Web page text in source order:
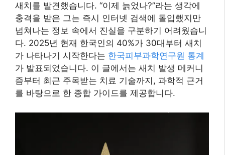
새치를 발견했습니다. “이제 늙었나?”라는 생각에
충격을 받은 그는 즉시 인터넷 검색에 돌입했지만
넘쳐나는 정보 속에서 진실을 구분하기 어려웠습니
다. 2025년 현재 한국인의 40%가 30대부터 새치
가 나타나기 시작한다는 한국피부과학연구원 통계
가 발표되었습니다. 이 글에서는 새치 발생 메커니
즘부터 최근 주목받는 치료 기술까지, 과학적 근거
를 바탕으로 한 종합 가이드를 제공합니다.